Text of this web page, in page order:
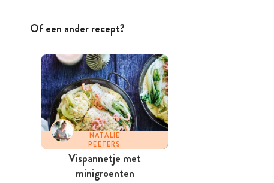
Of een ander recept?
NATALIE
PEETERS
Vispannetje met
minigroenten